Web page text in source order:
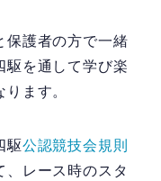
保護者の方で一緒
駆を通して学び楽
ます。
駆公認競技会規則
、レース時のスタ